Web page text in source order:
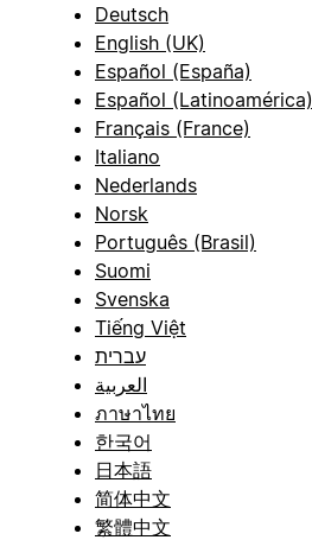
Deutsch
English (UK)
Español (España)
Español (Latinoamérica)
Français (France)
Italiano
Nederlands
Norsk
Português (Brasil)
Suomi
Svenska
Tiếng Việt
עברית
العربية
ภาษาไทย
한국어
日本語
简体中文
繁體中文